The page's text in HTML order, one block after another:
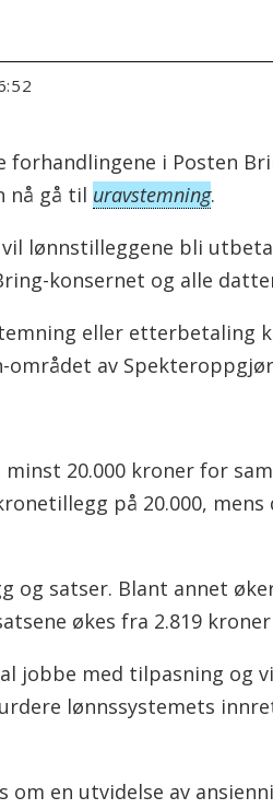
i Posten
nå gå til uravstemning.
lønnstilleggene bli
konsernet og alle
eller etterbetaling
området av
20.000 kroner for
på 20.000,
og satser. Blant annet
økes fra 2.819
jobbe med tilpasning og
lønnssystemets
om en utvidelse av